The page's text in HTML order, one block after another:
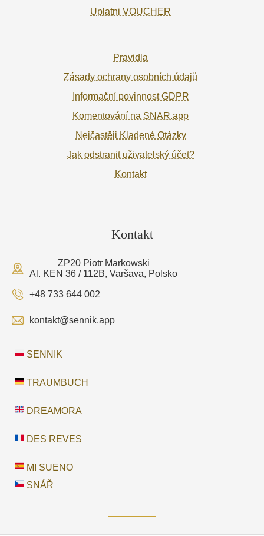
Uplatni VOUCHER
Pravidla
Zásady ochrany osobních údajů
Informační povinnost GDPR
Komentování na SNAR.app
Nejčastěji Kladené Otázky
Jak odstranit uživatelský účet?
Kontakt
Kontakt
ZP20 Piotr Markowski
Al. KEN 36 / 112B, Varšava, Polsko
+48 733 644 002
kontakt@sennik.app
SENNIK
TRAUMBUCH
DREAMORA
DES REVES
MI SUENO
SNÁŘ